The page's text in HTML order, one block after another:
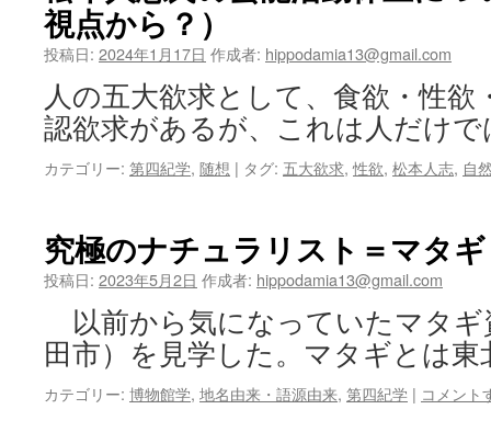
へ
ス
ッ
視点から？）
投稿日: 2024年1月17日 作成者: hippodamia13@gmail.com
人の五大欲求として、食欲・性欲
認欲求があるが、これは人だけ
カテゴリー: 第四紀学, 随想 | タグ: 五大欲求,性欲, 松本人志, 自
究極のナチュラリスト＝マタギ
投稿日: 2023年5月2日 作成者: hippodamia13@gmail.com
以前から気になっていたマタギ
田市）を見学した。マタギとは
カテゴリー: 博物館学, 地名由来・語源由来, 第四紀学 | コメント